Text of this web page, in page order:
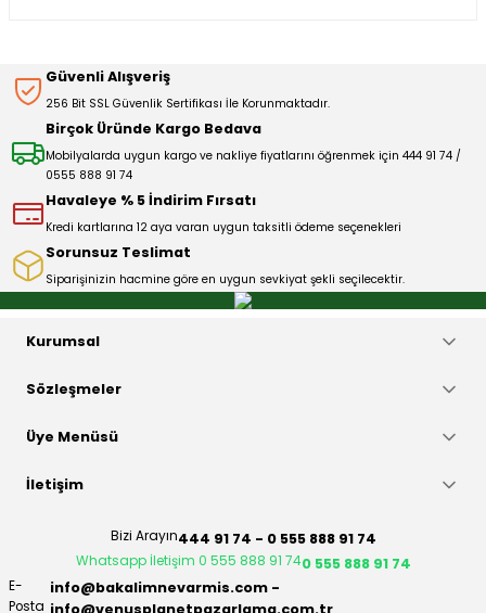
Güvenli Alışveriş
256 Bit SSL Güvenlik Sertifikası İle Korunmaktadır.
Birçok Üründe Kargo Bedava
Mobilyalarda uygun kargo ve nakliye fiyatlarını öğrenmek için 444 91 74 /
0555 888 91 74
Havaleye % 5 İndirim Fırsatı
Kredi kartlarına 12 aya varan uygun taksitli ödeme seçenekleri
Sorunsuz Teslimat
Siparişinizin hacmine göre en uygun sevkiyat şekli seçilecektir.
Kurumsal
Sözleşmeler
Üye Menüsü
İletişim
Bizi Arayın444 91 74 - 0 555 888 91 74
Whatsapp İletişim 0 555 888 91 740 555 888 91 74
E-
Posta
info@bakalimnevarmis.com -